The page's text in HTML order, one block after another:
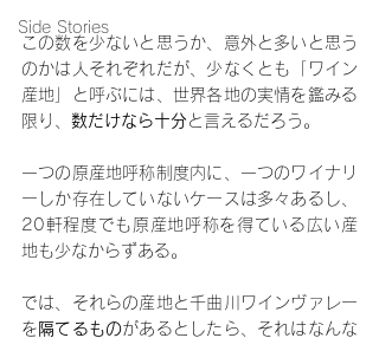
Side Stories
この数を少ないと思うか、意外と多いと思う
のかは人それぞれだが、少なくとも「ワイン
産地」と呼ぶには、世界各地の実情を鑑みる
限り、 数だけなら十分 と言えるだろう。
一つの原産地呼称制度内に、一つのワイナリ
ーしか存在していないケースは多々あるし、
20軒程度でも原産地呼称を得ている広い産
地も少なからずある。
では、それらの産地と千曲川ワインヴァレー
を 隔てるものがあるとしたら、それはなんな